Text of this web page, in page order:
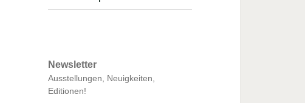
Newsletter
Ausstellungen, Neuigkeiten,
Editionen!